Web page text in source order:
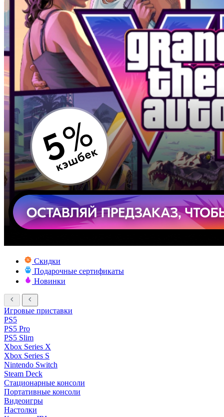
Скидки
Подарочные сертификаты
Новинки
Игровые приставки
PS5
PS5 Pro
PS5 Slim
Xbox Series X
Xbox Series S
Nintendo Switch
Steam Deck
Стационарные консоли
Портативные консоли
Видеоигры
Настолки